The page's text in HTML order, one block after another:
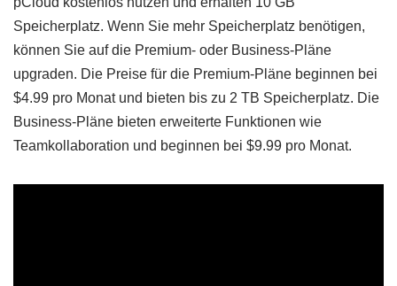
Speicherplatz. Wenn Sie mehr Speicherplatz benötigen,
können Sie auf die Premium- oder Business-Pläne
upgraden. Die Preise für die Premium-Pläne beginnen bei
$4.99 pro Monat und bieten bis zu 2 TB Speicherplatz. Die
Business-Pläne bieten erweiterte Funktionen wie
Teamkollaboration und beginnen bei $9.99 pro Monat.